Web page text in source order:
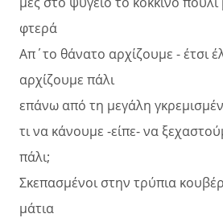
φτερά
Απ΄το θάνατο αρχίζουμε - έτσι
αρχίζουμε πάλι
επάνω από τη μεγάλη
τι να κάνουμε -είπε- να
πάλι;
Σκεπασμένοι στην τρύπια
μάτια